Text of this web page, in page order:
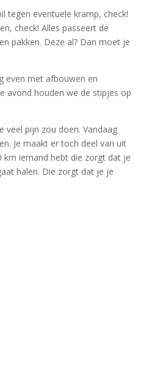
tegen eventuele kramp, check!
check! Alles passeert de
pakken. Deze al? Dan moet je
even met afbouwen en
avond houden we de stipjes op
veel pijn zou doen. Vandaag
Je maakt er toch deel van uit
km iemand hebt die zorgt dat je
halen. Die zorgt dat je je